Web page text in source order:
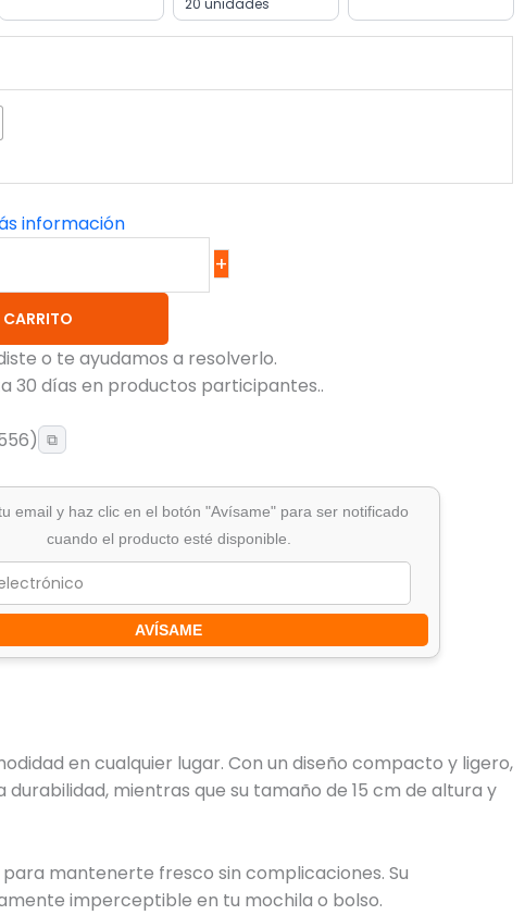
20 unidades
información
+
o te ayudamos a resolverlo.
30 días en productos participantes..
⧉
email y haz clic en el botón "Avísame" para ser notificado
cuando el producto esté disponible.
AVÍSAME
en cualquier lugar. Con un diseño compacto y ligero,
mientras que su tamaño de 15 cm de altura y
mantenerte fresco sin complicaciones. Su
imperceptible en tu mochila o bolso.